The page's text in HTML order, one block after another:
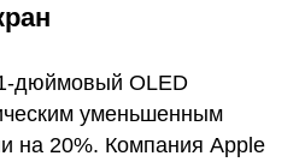
дюймовый OLED
уменьшенным
на 20%. Компания Apple